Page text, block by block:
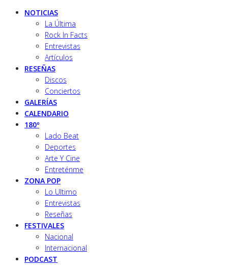
NOTICIAS
La Última
Rock In Facts
Entrevistas
Artículos
RESEÑAS
Discos
Conciertos
GALERÍAS
CALENDARIO
180º
Lado Beat
Deportes
Arte Y Cine
Entreténme
ZONA POP
Lo Ultimo
Entrevistas
Reseñas
FESTIVALES
Nacional
Internacional
PODCAST